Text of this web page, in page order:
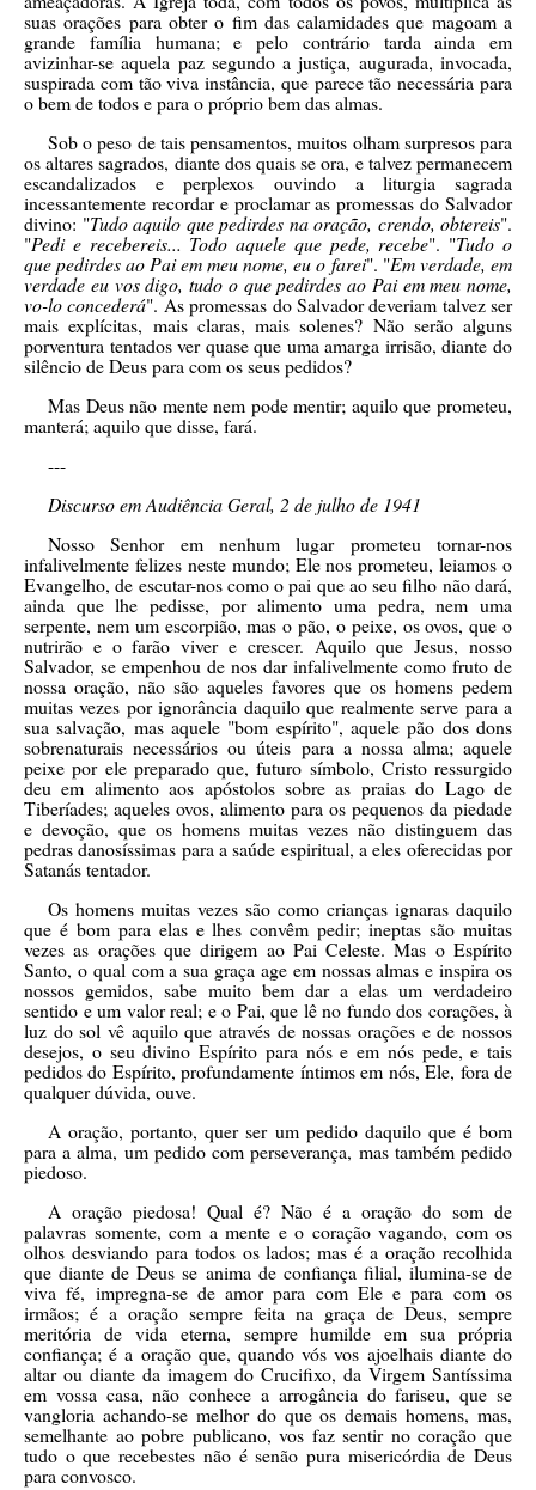
suas orações para obter o fim das calamidades que magoam a
grande família humana; e pelo contrário tarda ainda em
avizinhar-se aquela paz segundo a justiça, augurada, invocada,
suspirada com tão viva instância, que parece tão necessária para
o bem de todos e para o próprio bem das almas.
Sob o peso de tais pensamentos, muitos olham surpresos para
os altares sagrados, diante dos quais se ora, e talvez permanecem
escandalizados e perplexos ouvindo a liturgia sagrada
incessantemente recordar e proclamar as promessas do Salvador
divino: "Tudo aquilo que pedirdes na oração, crendo, obtereis".
"Pedi e recebereis... Todo aquele que pede, recebe". "Tudo o
que pedirdes ao Pai em meu nome, eu o farei". "Em verdade, em
verdade eu vos digo, tudo o que pedirdes ao Pai em meu nome,
vo-lo concederá". As promessas do Salvador deveriam talvez ser
mais explícitas, mais claras, mais solenes? Não serão alguns
porventura tentados ver quase que uma amarga irrisão, diante do
silêncio de Deus para com os seus pedidos?
Mas Deus não mente nem pode mentir; aquilo que prometeu,
manterá; aquilo que disse, fará.
---
Discurso em Audiência Geral, 2 de julho de 1941
Nosso Senhor em nenhum lugar prometeu tornar-nos
infalivelmente felizes neste mundo; Ele nos prometeu, leiamos o
Evangelho, de escutar-nos como o pai que ao seu filho não dará,
ainda que lhe pedisse, por alimento uma pedra, nem uma
serpente, nem um escorpião, mas o pão, o peixe, os ovos, que o
nutrirão e o farão viver e crescer. Aquilo que Jesus, nosso
Salvador, se empenhou de nos dar infalivelmente como fruto de
nossa oração, não são aqueles favores que os homens pedem
muitas vezes por ignorância daquilo que realmente serve para a
sua salvação, mas aquele "bom espírito", aquele pão dos dons
sobrenaturais necessários ou úteis para a nossa alma; aquele
peixe por ele preparado que, futuro símbolo, Cristo ressurgido
deu em alimento aos apóstolos sobre as praias do Lago de
Tiberíades; aqueles ovos, alimento para os pequenos da piedade
e devoção, que os homens muitas vezes não distinguem das
pedras danosíssimas para a saúde espiritual, a eles oferecidas por
Satanás tentador.
Os homens muitas vezes são como crianças ignaras daquilo
que é bom para elas e lhes convêm pedir; ineptas são muitas
vezes as orações que dirigem ao Pai Celeste. Mas o Espírito
Santo, o qual com a sua graça age em nossas almas e inspira os
nossos gemidos, sabe muito bem dar a elas um verdadeiro
sentido e um valor real; e o Pai, que lê no fundo dos corações, à
luz do sol vê aquilo que através de nossas orações e de nossos
desejos, o seu divino Espírito para nós e em nós pede, e tais
pedidos do Espírito, profundamente íntimos em nós, Ele, fora de
qualquer dúvida, ouve.
A oração, portanto, quer ser um pedido daquilo que é bom
para a alma, um pedido com perseverança, mas também pedido
piedoso.
A oração piedosa! Qual é? Não é a oração do som de
palavras somente, com a mente e o coração vagando, com os
olhos desviando para todos os lados; mas é a oração recolhida
que diante de Deus se anima de confiança filial, ilumina-se de
viva fé, impregna-se de amor para com Ele e para com os
irmãos; é a oração sempre feita na graça de Deus, sempre
meritória de vida eterna, sempre humilde em sua própria
confiança; é a oração que, quando vós vos ajoelhais diante do
altar ou diante da imagem do Crucifixo, da Virgem Santíssima
em vossa casa, não conhece a arrogância do fariseu, que se
vangloria achando-se melhor do que os demais homens, mas,
semelhante ao pobre publicano, vos faz sentir no coração que
tudo o que recebestes não é senão pura misericórdia de Deus
para convosco.